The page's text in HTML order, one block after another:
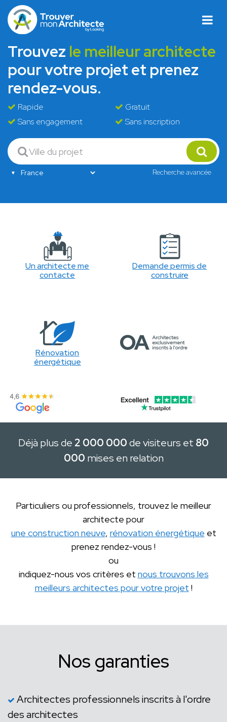
Trouvez le meilleur architecte
pour votre projet et prenez
rendez-vous.
Rapide
Gratuit
Sans engagement
Sans inscription
Recherche avancée
Un architecte me
contacte
Demande permis de
construire
Rénovation
énergétique
Déjà plus de 2 000 000de visiteurs et 80
000 mises en relation
Particuliers ou professionnels, trouvez le meilleur
architecte pour
une construction neuve, rénovation énergétique et
prenez rendez-vous !
ou
indiquez-nous vos critères et nous trouvons les
meilleurs architectes pour votre projet !
Nos garanties
Architectes professionnels inscrits à l'ordre
des architectes